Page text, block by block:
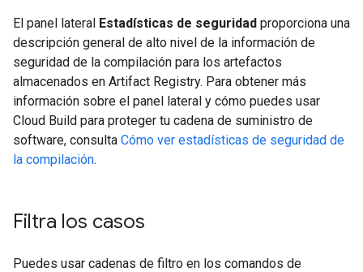
El panel lateral Estadísticas de seguridad proporciona una
descripción general de alto nivel de la información de
seguridad de la compilación para los artefactos
almacenados en Artifact Registry. Para obtener más
información sobre el panel lateral y cómo puedes usar
Cloud Build para proteger tu cadena de suministro de
software, consulta Cómo ver estadísticas de seguridad de
la compilación.
Filtra los casos
Puedes usar cadenas de filtro en los comandos de